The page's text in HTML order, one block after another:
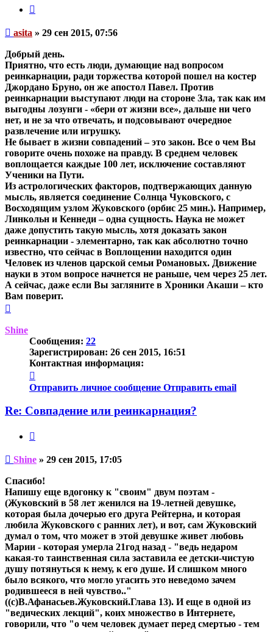
Непрочитанное
asita » 29 сен 2015, 07:56
Добрый день.
Приятно, что есть люди, думающие над вопросом
реинкарнации, ради торжества которой пошел на костер
Джордано Бруно, он же апостол Павел. Против
реинкарнации выступают люди на стороне Зла, так как им
выгодны лозунги - «бери от жизни все», дальше ни чего
нет, и не за что отвечать, и подсовывают очередное
развлечение или игрушку.
Не бывает в жизни совпадений – это закон. Все о чем Вы
говорите очень похоже на правду. В среднем человек
воплощается каждые 100 лет, исключение составляют
Ученики на Пути.
Из астрологических факторов, подтвержающих данную
мысль, является соединение Солнца Чуковского, с
Восходящим узлом Жуковского (орбис 25 мин.). Например,
Линкольн и Кеннеди – одна сущность. Наука не может
даже допустить такую мысль, хотя доказать закон
реинкарнации - элементарно, так как абсолютно точно
известно, что сейчас в Воплощении находится один
Человек из членов царской семьи Романовых. Движение
науки в этом вопросе начнется не раньше, чем через 25 лет.
А сейчас, даже если Вы загляните в Хроники Акаши – кто
Вам поверит.
началу
Shine
Сообщения: 22
Зарегистрирован: 26 сен 2015, 16:51
Контактная информация:
информация
пользователя
Отправить личное сообщение Отправить email
Re: Совпадение или реинкарнация?
Непрочитанное
Shine » 29 сен 2015, 17:05
Спасибо!
Напишу еще вдогонку к "своим" двум поэтам -
(Жуковский в 58 лет женился на 19-летней девушке,
которая была дочерью его друга Рейтерна, и которая
любила Жуковского с ранних лет), и вот, сам Жуковский
думал о том, что может в этой девушке живет любовь
Марии - которая умерла 21год назад - "ведь недаром
какая-то таинственная сила заставила ее детски-чистую
душу потянуться к нему, к его душе. И слишком много
было всякого, что могло угасить это неведомо зачем
родившееся в ней чувство.."
((с)В.Афанасьев.Жуковский.Глава 13). И еще в одной из
"ведических лекций", коих множество в Интернете,
говорили, что "о чем человек думает перед смертью - тем